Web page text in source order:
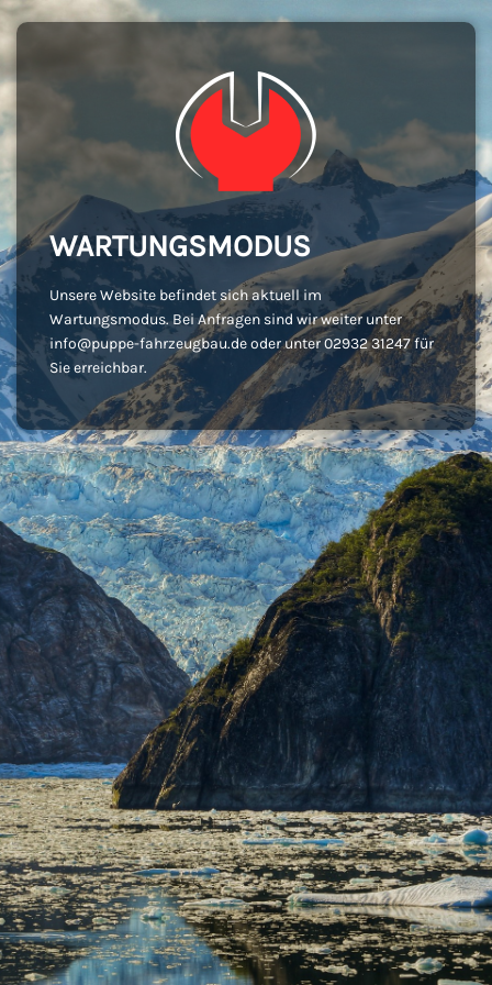
WARTUNGSMODUS
Unsere Website befindet sich aktuell im
Wartungsmodus. Bei Anfragen sind wir weiter unter
info@puppe-fahrzeugbau.de oder unter 02932 31247 für
Sie erreichbar.